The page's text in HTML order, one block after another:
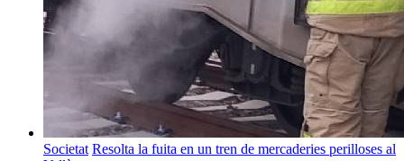
Societat Resolta la fuita en un tren de mercaderies perilloses al